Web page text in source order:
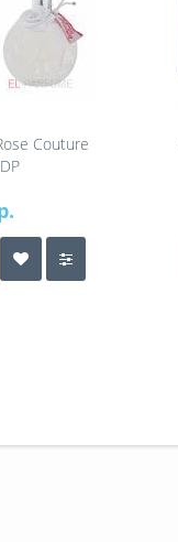
Couture